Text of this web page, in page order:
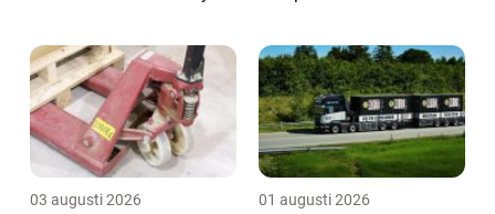
03 augusti 2026 01 augusti 2026